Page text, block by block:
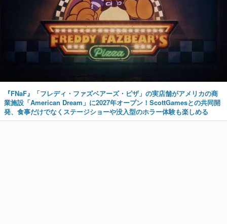
『FNaF』「フレディ・ファズベアーズ・ピザ」の実店舗がアメリカの商
業施設「American Dream」に2027年オープン！ScottGamesとの共同開
発、食事だけでなくステージショーや没入型のホラー体験も楽しめる